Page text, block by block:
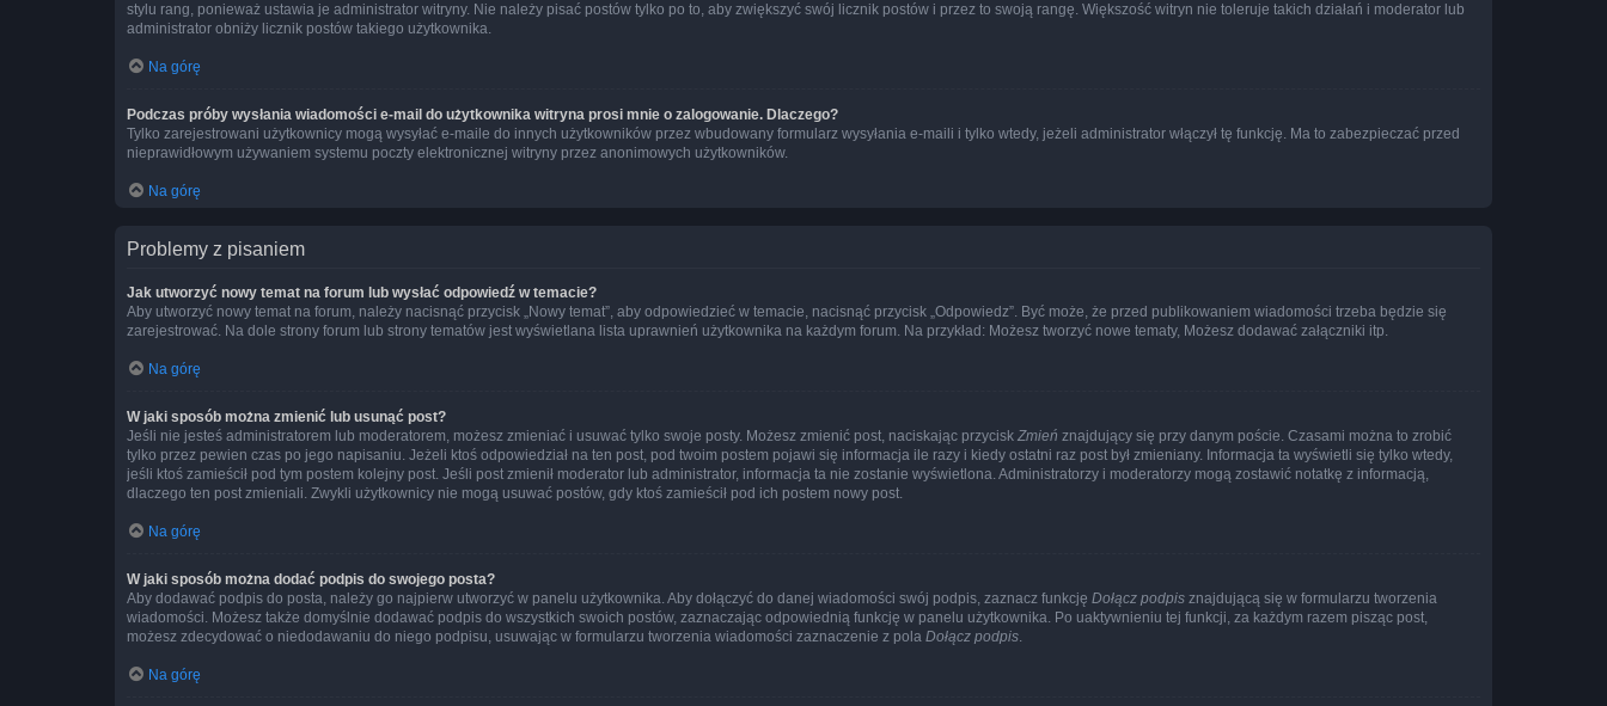
stylu rang, ponieważ ustawia je administrator witryny. Nie należy pisać postów tylko po to, aby zwiększyć swój licznik postów i przez to swoją rangę. Większość witryn nie toleruje takich działań i moderator lub
administrator obniży licznik postów takiego użytkownika.
Na górę
Podczas próby wysłania wiadomości e-mail do użytkownika witryna prosi mnie o zalogowanie. Dlaczego?
Tylko zarejestrowani użytkownicy mogą wysyłać e-maile do innych użytkowników przez wbudowany formularz wysyłania e-maili i tylko wtedy, jeżeli administrator włączył tę funkcję. Ma to zabezpieczać przed
nieprawidłowym używaniem systemu poczty elektronicznej witryny przez anonimowych użytkowników.
Na górę
Problemy z pisaniem
Jak utworzyć nowy temat na forum lub wysłać odpowiedź w temacie?
Aby utworzyć nowy temat na forum, należy nacisnąć przycisk „Nowy temat”, aby odpowiedzieć w temacie, nacisnąć przycisk „Odpowiedz”. Być może, że przed publikowaniem wiadomości trzeba będzie się
zarejestrować. Na dole strony forum lub strony tematów jest wyświetlana lista uprawnień użytkownika na każdym forum. Na przykład: Możesz tworzyć nowe tematy, Możesz dodawać załączniki itp.
Na górę
W jaki sposób można zmienić lub usunąć post?
Jeśli nie jesteś administratorem lub moderatorem, możesz zmieniać i usuwać tylko swoje posty. Możesz zmienić post, naciskając przycisk Zmień znajdujący się przy danym poście. Czasami można to zrobić
tylko przez pewien czas po jego napisaniu. Jeżeli ktoś odpowiedział na ten post, pod twoim postem pojawi się informacja ile razy i kiedy ostatni raz post był zmieniany. Informacja ta wyświetli się tylko wtedy,
jeśli ktoś zamieścił pod tym postem kolejny post. Jeśli post zmienił moderator lub administrator, informacja ta nie zostanie wyświetlona. Administratorzy i moderatorzy mogą zostawić notatkę z informacją,
dlaczego ten post zmieniali. Zwykli użytkownicy nie mogą usuwać postów, gdy ktoś zamieścił pod ich postem nowy post.
Na górę
W jaki sposób można dodać podpis do swojego posta?
Aby dodawać podpis do posta, należy go najpierw utworzyć w panelu użytkownika. Aby dołączyć do danej wiadomości swój podpis, zaznacz funkcję Dołącz podpis znajdującą się w formularzu tworzenia
wiadomości. Możesz także domyślnie dodawać podpis do wszystkich swoich postów, zaznaczając odpowiednią funkcję w panelu użytkownika. Po uaktywnieniu tej funkcji, za każdym razem pisząc post,
możesz zdecydować o niedodawaniu do niego podpisu, usuwając w formularzu tworzenia wiadomości zaznaczenie z pola Dołącz podpis.
Na górę